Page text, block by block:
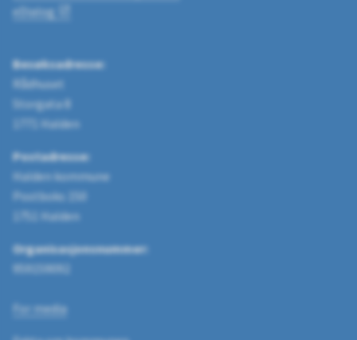
eDialog
Besøksadresse:
Rådhuset
Storgata 8
1771 Halden
Postadresse:
Halden kommune
Postboks 150
1751 Halden
Organisasjonsnummer:
959159092
For media